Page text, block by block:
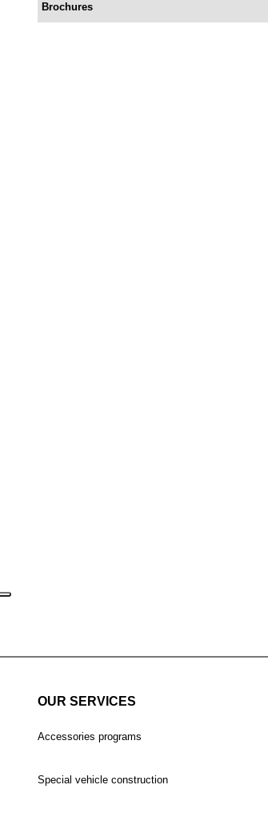
Brochures
OUR SERVICES
Accessories programs
Special vehicle construction